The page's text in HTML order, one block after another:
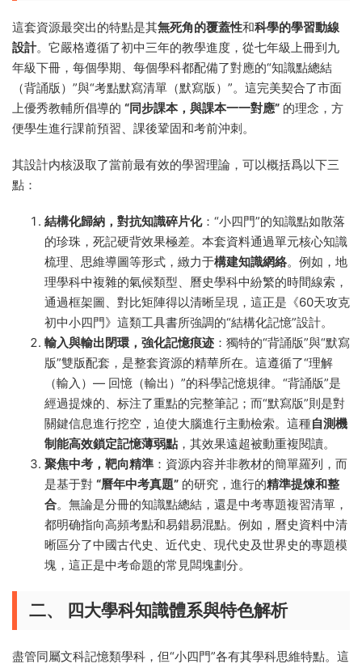
這套資源最突出的特點是其無死角的覆蓋性和科學的學習動線
設計。它嚴格遵循了初中三年的教學進度，從七年級上冊到九
年級下冊，每個學期、每個學科都配備了對應的“知識點總結
（背誦版）”與“考點默寫清單（默寫版）”。這完美契合了市面
上優秀教輔所倡導的 “同步課本，與課本一一對應” 的理念，方
便學生進行課前預習、課後鞏固和考前沖刺。
其設計内核汲取了當前最有效的學習理論，可以概括爲以下三
點：
結構化歸納，對抗知識碎片化：“小四門”的知識點如散落
的珍珠，死記硬背效果極差。本套資料通過單元核心知識
梳理、思維導圖等形式，緻力于構建知識網絡。例如，地
理學科中複雜的氣候類型、曆史學科中紛繁的時間線索，
通過框架圖、對比矩陣得以清晰呈現，這正是《60天攻克
初中小四門》這類工具書所強調的“結構化記憶”設計。
輸入與輸出閉環，強化記憶痕迹 ：獨特的“背誦版”與“默寫
版”雙版配套，是整套資源的精華所在。這遵循了“理解
（輸入）— 回憶（輸出）”的科學記憶規律。“背誦版”是
經過提煉的、标注了重點的完整筆記；而“默寫版”則是對
關鍵信息進行挖空，迫使大腦進行主動檢索。這種自測機
制能高效鎖定記憶薄弱點 ，其效果遠超被動重複閱讀。
聚焦中考，靶向精準 ：資源内容并非教材的簡單羅列，而
是基于對 “曆年中考真題” 的研究，進行的精準提煉和整
合。無論是分冊的知識點總結，還是中考專題複習清單，
都明确指向高頻考點和易錯易混點。例如，曆史資料中清
晰區分了中國古代史、近代史、現代史及世界史的專題模
塊，這正是中考命題的常見闆塊劃分。
二、 四大學科知識體系與特色解析
盡管同屬文科記憶類學科，但“小四門”各有其學科思維特點。這